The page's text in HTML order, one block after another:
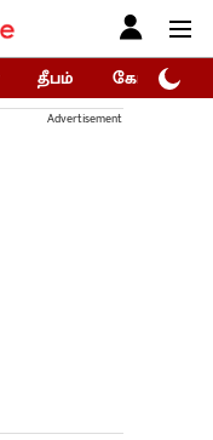
தீபம் கோகுலம்/
Advertisement